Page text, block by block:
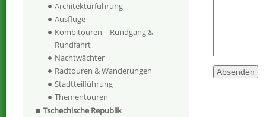
Architekturführung
Ausflüge
Kombitouren – Rundgang &
Rundfahrt
Nachtwächter
Radtouren & Wanderungen
Stadtteilführung
Thementouren
Tschechische Republik